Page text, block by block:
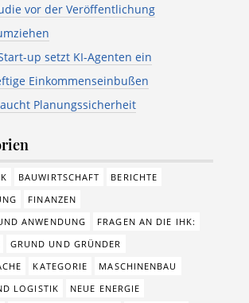
vor der Veröffentlichung
up setzt KI-Agenten ein
Einkommenseinbußen
Planungssicherheit
BAUWIRTSCHAFT
BERICHTE
FINANZEN
ANWENDUNG
FRAGEN AN DIE IHK:
GRUND UND GRÜNDER
KATEGORIE
MASCHINENBAU
LOGISTIK
NEUE ENERGIE